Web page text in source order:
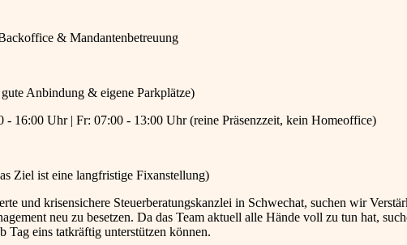
& Mandantenbetreuung
Anbindung & eigene Parkplätze)
- 16:00 Uhr | Fr: 07:00 - 13:00 Uhr (reine Präsenzzeit, kein Homeoffice)
Ziel ist eine langfristige Fixanstellung)
und krisensichere Steuerberatungskanzlei in Schwechat, suchen wir
neu zu besetzen. Da das Team aktuell alle Hände voll zu tun hat,
Tag eins tatkräftig unterstützen können.